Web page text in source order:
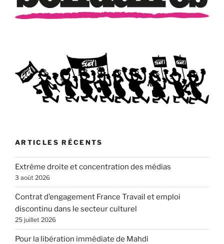
ARTICLES RÉCENTS
Extrême droite et concentration des médias
3 août 2026
Contrat d’engagement France Travail et emploi
discontinu dans le secteur culturel
25 juillet 2026
Pour la libération immédiate de Mahdi